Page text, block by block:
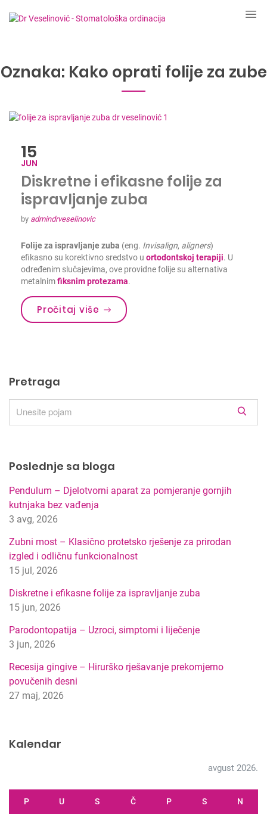
Oznaka: Kako oprati folije za zube
15
JUN
Diskretne i efikasne folije za
ispravljanje zuba
by admindrveselinovic
Folije za ispravljanje zuba (eng. Invisalign, aligners)
efikasno su korektivno sredstvo u ortodontskoj terapiji. U
određenim slučajevima, ove providne folije su alternativa
metalnimfiksnim protezama.
Pročitaj više
Pretraga
e
Poslednje sa bloga
Pendulum – Djelotvorni aparat za pomjeranje gornjih
kutnjaka bez vađenja
3 avg, 2026
Zubni most – Klasično protetsko rješenje za prirodan
izgled i odličnu funkcionalnost
15 jul, 2026
Diskretne i efikasne folije za ispravljanje zuba
15 jun, 2026
Parodontopatija – Uzroci, simptomi i liječenje
3 jun, 2026
Recesija gingive – Hirurško rješavanje prekomjerno
povučenih desni
27 maj, 2026
Kalendar
avgust 2026.
P U S Č P S N